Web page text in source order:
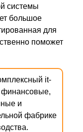
системы
большое
для
поможет
it-
финансовые,
и
фабрике